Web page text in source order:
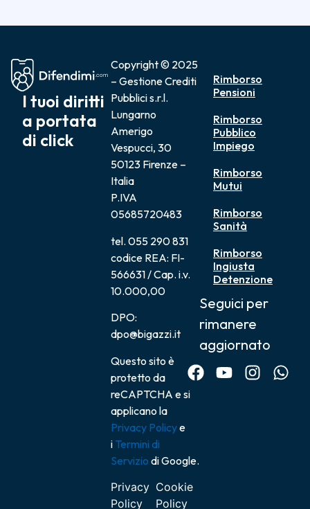
I tuoi diritti
a portata
di click
Copyright © 2025
– Gestione Crediti
Pubblici s.r.l.
Lungarno
Amerigo
Vespucci, 30
50123 Firenze –
Italia
P.IVA
05685720483
tel. 055 290 831
codice REA: FI-
566631 / Cap. i.v.
10.000,00
DPO:
dpo@bigazzi.it
Questo sito è
protetto da
reCAPTCHA e si
applicano la
Privacy Policye
i Termini di
Servizio di Google.
Privacy
Policy
Cookie
Policy
Rimborso
Pensioni
Rimborso
Pubblico
Impiego
Rimborso
Mutui
Rimborso
Sanità
Rimborso
Ingiusta
Detenzione
Seguici per
rimanere
aggiornato